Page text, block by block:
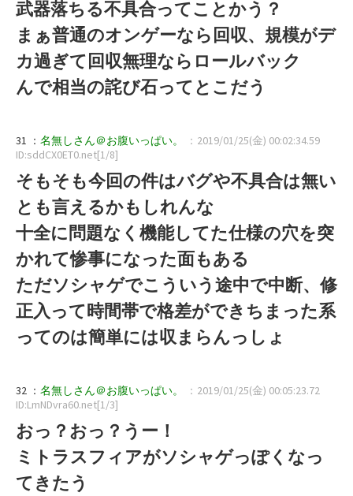
武器落ちる不具合ってことかう？
まぁ普通のオンゲーなら回収、規模がデ
カ過ぎて回収無理ならロールバック
んで相当の詫び石ってとこだう
31 ： 名無しさん＠お腹いっぱい。
：2019/01/25(金) 00:02:34.59
ID:sddCX0ET0.net[1/8]
そもそも今回の件はバグや不具合は無い
とも言えるかもしれんな
十全に問題なく機能してた仕様の穴を突
かれて惨事になった面もある
ただソシャゲでこういう途中で中断、修
正入って時間帯で格差ができちまった系
ってのは簡単には収まらんっしょ
32 ： 名無しさん＠お腹いっぱい。
：2019/01/25(金) 00:05:23.72
ID:LmNDvra60.net[1/3]
おっ？おっ？うー！
ミトラスフィアがソシャゲっぽくなっ
てきたう